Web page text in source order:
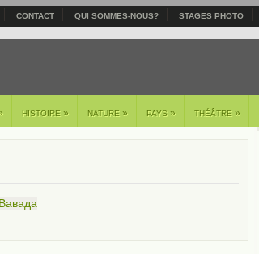
CONTACT QUI SOMMES-NOUS? STAGES PHOTO
HISTOIRE » NATURE » PAYS » THÉÂTRE »